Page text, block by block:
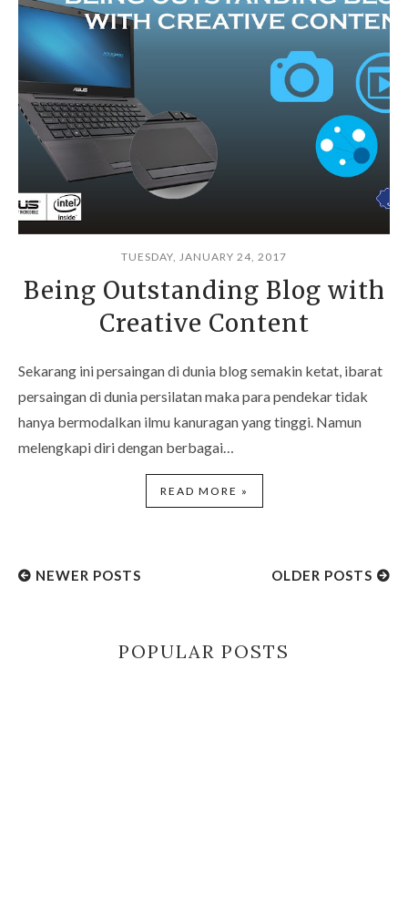
TUESDAY, JANUARY 24, 2017
Being Outstanding Blog with
Creative Content
Sekarang ini persaingan di dunia blog semakin ketat, ibarat
persaingan di dunia persilatan maka para pendekar tidak
hanya bermodalkan ilmu kanuragan yang tinggi. Namun
melengkapi diri dengan berbagai…
READ MORE »
NEWER POSTS OLDER POSTS
POPULAR POSTS